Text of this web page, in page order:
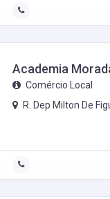
Academia
Comércio Local
R. Dep Milton De